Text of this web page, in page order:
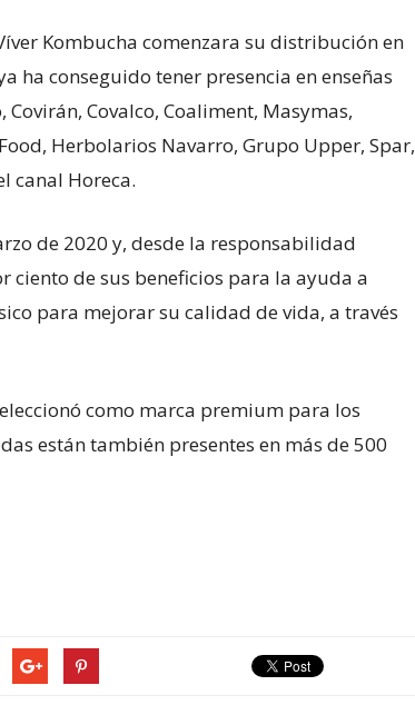
Kombucha comenzara su distribución en
ha conseguido tener presencia en enseñas
Covalco, Coaliment, Masymas,
Herbolarios Navarro, Grupo Upper, Spar,
canal Horeca.
de 2020 y, desde la responsabilidad
ciento de sus beneficios para la ayuda a
para mejorar su calidad de vida, a través
como marca premium para los
están también presentes en más de 500